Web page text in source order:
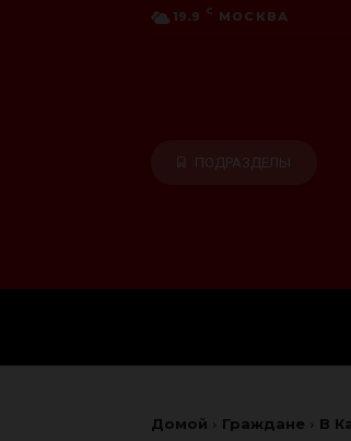
19.9 C МОСКВА
ПОДРАЗДЕЛЫ
Домой Граждане В